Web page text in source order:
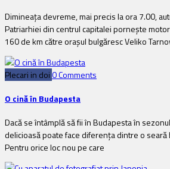
Dimineața devreme, mai precis la ora 7.00,
Patriarhiei din centrul capitalei pornește
160 de km către orașul bulgăresc Veliko
Plecari in doi0 Comments
O cină în Budapesta
Dacă se întâmplă să fii în Budapesta în
delicioasă poate face diferenţa dintre o seară
Pentru orice loc nou pe care